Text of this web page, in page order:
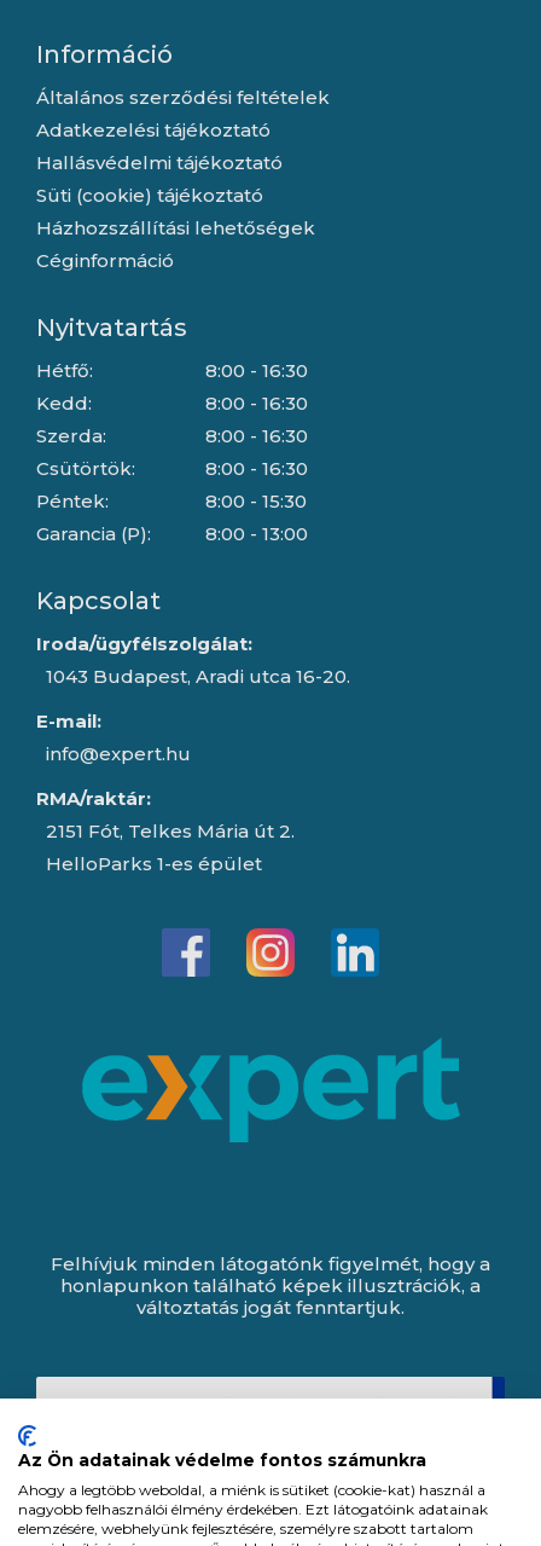
Információ
Általános szerződési feltételek
Adatkezelési tájékoztató
Hallásvédelmi tájékoztató
Süti (cookie) tájékoztató
Házhozszállítási lehetőségek
Céginformáció
Nyitvatartás
Hétfő:
Kedd:
Szerda:
Csütörtök:
Péntek:
Garancia (P):
8:00 - 16:30
8:00 - 16:30
8:00 - 16:30
8:00 - 16:30
8:00 - 15:30
8:00 - 13:00
Kapcsolat
Iroda/ügyfélszolgálat:
1043 Budapest, Aradi utca 16-20.
E-mail:
info@expert.hu
RMA/raktár:
2151 Fót, Telkes Mária út 2.
HelloParks 1-es épület
Felhívjuk minden látogatónk figyelmét, hogy a
honlapunkon található képek illusztrációk, a
változtatás jogát fenntartjuk.
Az Ön adatainak védelme fontos számunkra
Ahogy a legtöbb weboldal, a miénk is sütiket (cookie-kat) használ a
nagyobb felhasználói élmény érdekében. Ezt látogatóink adatainak
elemzésére, webhelyünk fejlesztésére, személyre szabott tartalom